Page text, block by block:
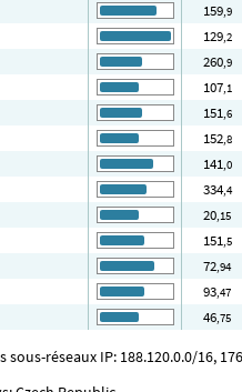
159,9
129,2
260,9
107,1
151,6
152,8
141,0
334,4
20,15
151,5
72,94
93,47
46,75
réseaux IP: 188.120.0.0/16,